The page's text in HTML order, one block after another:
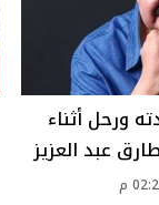
ورحل أثناء
عبد العزيز